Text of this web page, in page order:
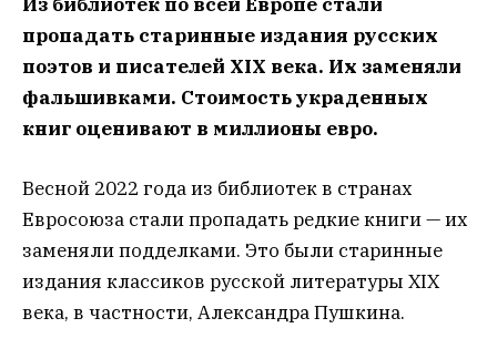
пропадать старинные издания русских
поэтов и писателей XIX века. Их заменяли
фальшивками. Стоимость украденных
книг оценивают в миллионы евро.
Весной 2022 года из библиотек в странах
Евросоюза стали пропадать редкие книги — их
заменяли подделками. Это были старинные
издания классиков русской литературы XIX
века, в частности, Александра Пушкина.